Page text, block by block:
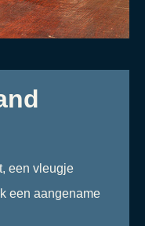
een vleugje
een aangename